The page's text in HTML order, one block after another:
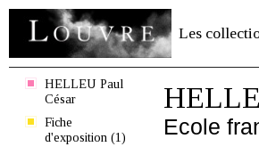
Les
HELLEU Paul
César
Fiche
d'exposition (1)
Ecole